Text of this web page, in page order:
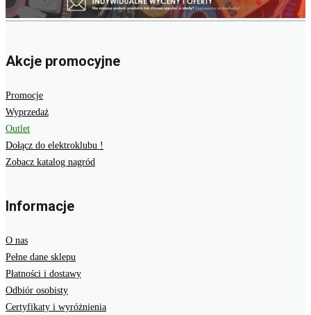
Akcje promocyjne
Promocje
Wyprzedaż
Outlet
Dołącz do elektroklubu !
Zobacz katalog nagród
Informacje
O nas
Pełne dane sklepu
Płatności i dostawy
Odbiór osobisty
Certyfikaty i wyróżnienia